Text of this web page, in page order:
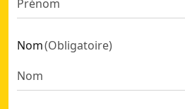
Nom(Obligatoire)